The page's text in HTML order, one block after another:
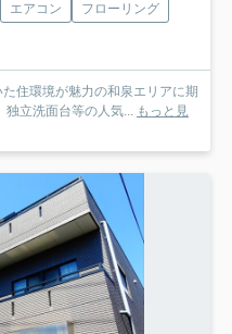
エアコン
フローリング
住環境が魅力の和泉エリアに期
独立洗面台等の人気... もっと見